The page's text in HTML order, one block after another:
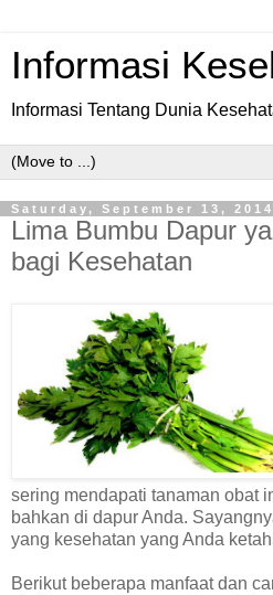
Informasi
Informasi Tentang Dunia
Saturday, September 13, 2014
Lima Bumbu Dapur
bagi Kesehatan
sering mendapati tanaman obat
bahkan di dapur Anda.
yang kesehatan yang Anda
Berikut beberapa manfaat dan